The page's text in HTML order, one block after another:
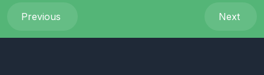
Previous Next